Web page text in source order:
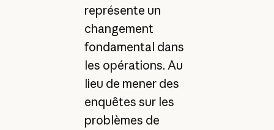
représente un
changement
fondamental dans
les opérations. Au
lieu de mener des
enquêtes sur les
problèmes de